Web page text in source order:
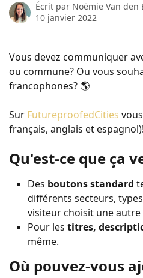
Écrit par Noëmie Van den
10 janvier 2022
Vous devez communiquer
ou commune? Ou vous
francophones? 🌎
Sur FutureproofedCities
français, anglais et espagnol)!
Qu'est-ce que ça
Des boutons standard
différents secteurs,
visiteur choisit une
Pour les titres,
même.
Où pouvez-vous